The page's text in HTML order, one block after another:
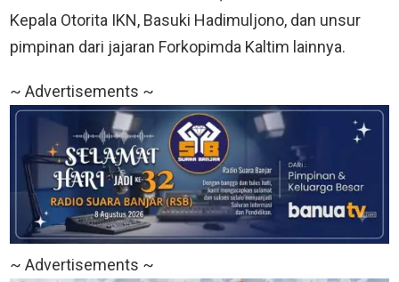
Kepala Otorita IKN, Basuki Hadimuljono, dan unsur
pimpinan dari jajaran Forkopimda Kaltim lainnya.
~ Advertisements ~
~ Advertisements ~